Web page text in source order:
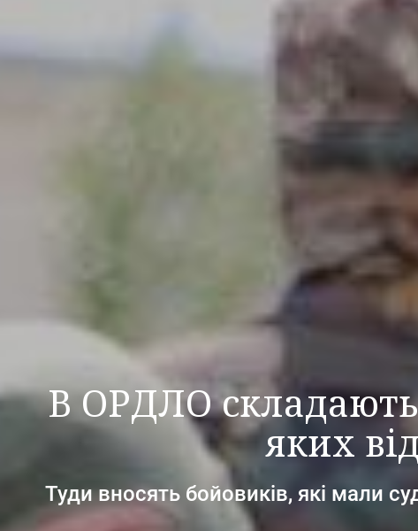
В ОРДЛО складають
яких
Туди вносять бойовиків, які мали